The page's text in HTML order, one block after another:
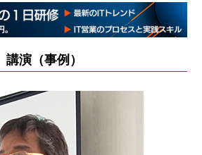
講演（事例）